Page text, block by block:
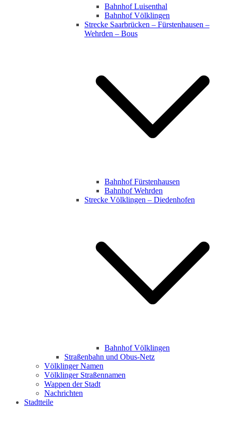
Bahnhof Luisenthal
Bahnhof Völklingen
Strecke Saarbrücken – Fürstenhausen –
Wehrden – Bous
Bahnhof Fürstenhausen
Bahnhof Wehrden
Strecke Völklingen – Diedenhofen
Bahnhof Völklingen
Straßenbahn und Obus-Netz
Völklinger Namen
Völklinger Straßennamen
Wappen der Stadt
Nachrichten
Stadtteile